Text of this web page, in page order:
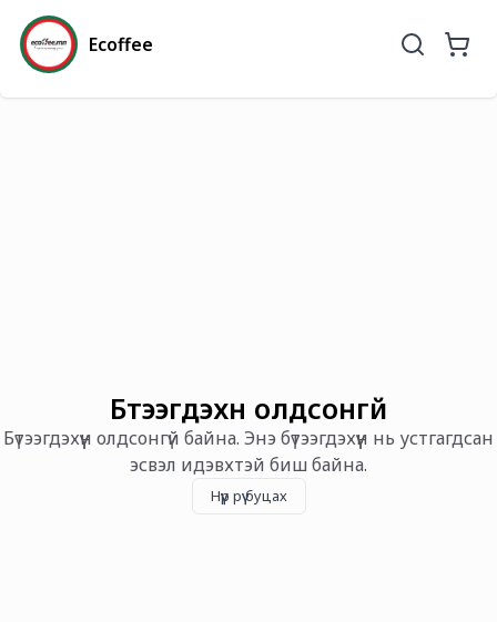
Ecoffee
Бүтээгдэхүүн олдсонгүй
Бүтээгдэхүүн олдсонгүй байна. Энэ бүтээгдэхүүн нь устгагдсан
эсвэл идэвхтэй биш байна.
Нүүр рүү буцах